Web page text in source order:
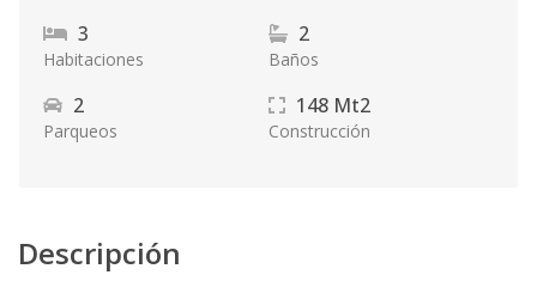
3
Habitaciones
2
Baños
2
Parqueos
148 Mt2
Construcción
Descripción